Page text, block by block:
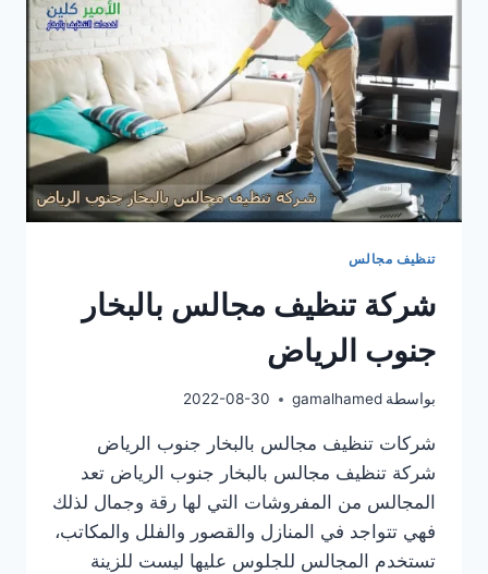
تنظيف مجالس
شركة تنظيف مجالس بالبخار
جنوب الرياض
بواسطة gamalhamed
2022-08-30
شركات تنظيف مجالس بالبخار جنوب الرياض
شركة تنظيف مجالس بالبخار جنوب الرياض تعد
المجالس من المفروشات التي لها رقة وجمال لذلك
فهي تتواجد في المنازل والقصور والفلل والمكاتب،
تستخدم المجالس للجلوس عليها ليست للزينة